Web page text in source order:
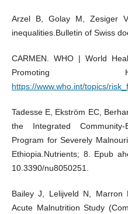
Arzel B, Golay M, Zesiger
inequalities.Bulletin of Swiss
CARMEN. WHO | World
Promoting
https://www.who.int/topics/
Tadesse E, Ekström EC,
the Integrated
Program for Severely
Ethiopia.Nutrients; 8. Epub
10.3390/nu8050251.
Bailey J, Lelijveld N,
Acute Malnutrition Study